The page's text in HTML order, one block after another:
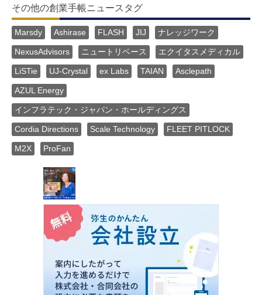
その他の創業手帳ニュースタグ
Marsdy Ashirase FLASH JIJ ナレッジワーク
NexusAdvisors ニュートリベース エクイタスメディカル
LiSTie UJ-Crystal ex Labs TAIAN Asclepath
AZUL Energy
インフラテック・ジャパン・ホールディングス
Cordia Directions Scale Technology FLEET PITLOCK
M2X ProFan